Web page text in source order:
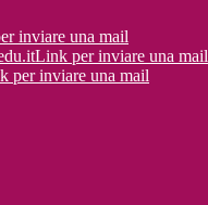
inviare una mail
Link per inviare una mail
per inviare una mail